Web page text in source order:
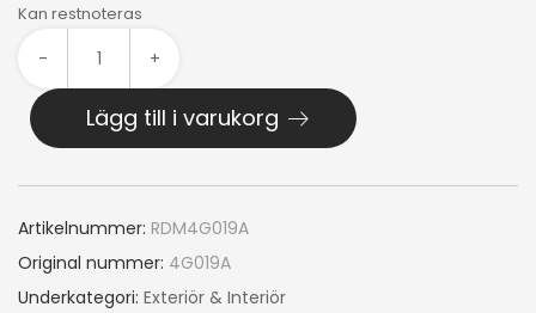
Kan restnoteras
- +
Lägg till i varukorg
Artikelnummer: RDM4G019A
Original nummer: 4G019A
Underkategori: Exteriör & Interiör